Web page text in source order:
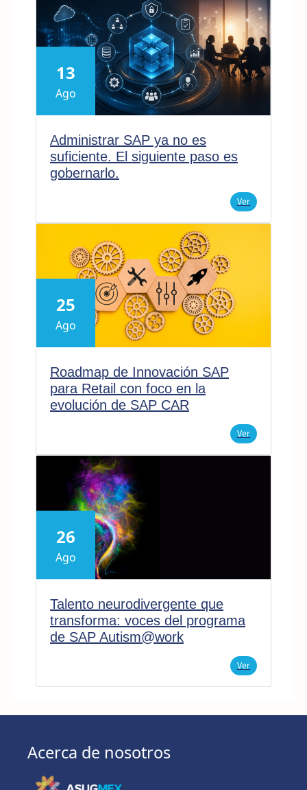
13
Ago
Administrar SAP ya no es
suficiente. El siguiente paso es
gobernarlo.
Ver
25
Ago
Roadmap de Innovación SAP
para Retail con foco en la
evolución de SAP CAR
Ver
26
Ago
Talento neurodivergente que
transforma: voces del programa
de SAP Autism@work
Ver
Acerca de nosotros